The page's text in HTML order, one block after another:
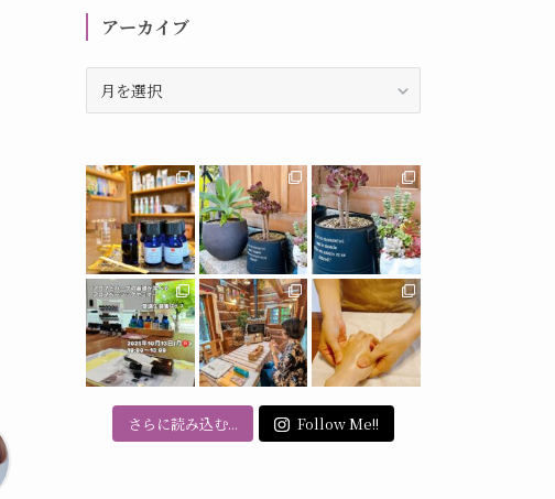
リ
ー
アーカイブ
ブ
さらに読み込む... Follow Me!!